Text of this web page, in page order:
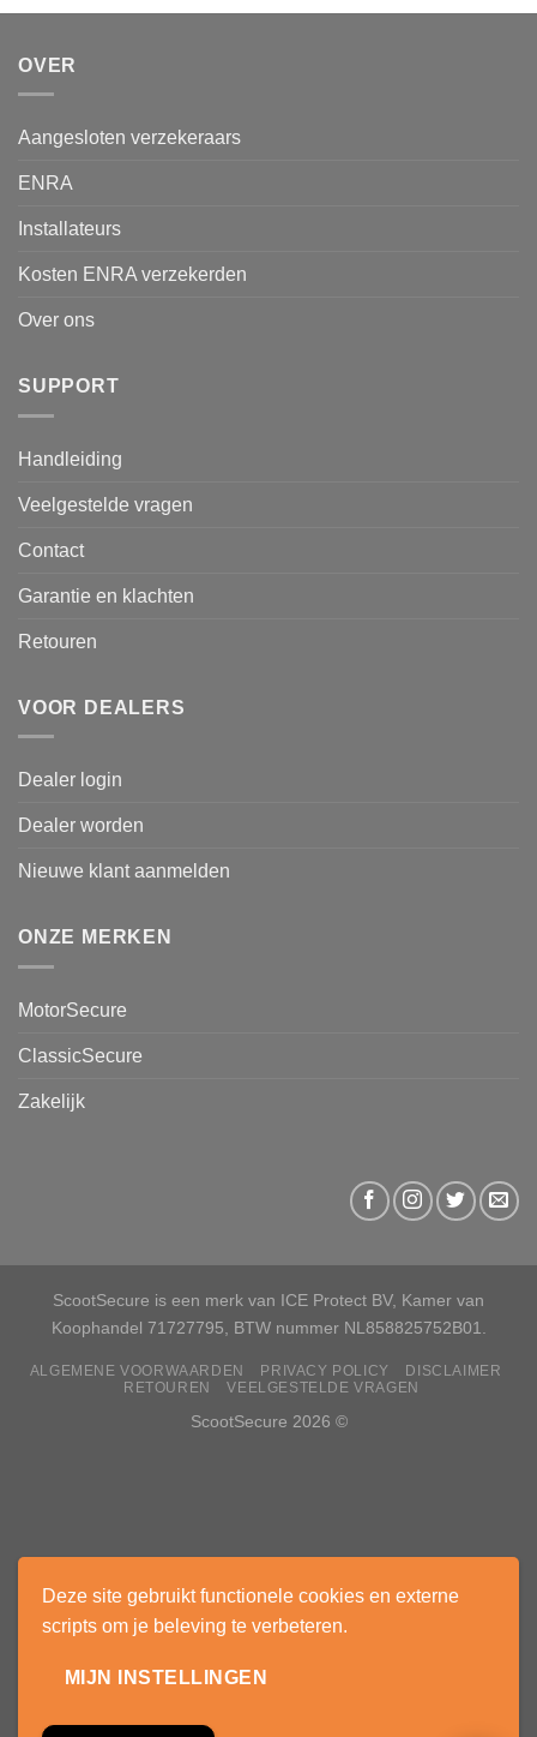
Deze site gebruikt functionele cookies en externe
scripts om je beleving te verbeteren.
MIJN INSTELLINGEN
OVER
Aangesloten verzekeraars
ENRA
Installateurs
Kosten ENRA verzekerden
Over ons
SUPPORT
Handleiding
Veelgestelde vragen
Contact
Garantie en klachten
Retouren
VOOR DEALERS
Dealer login
Dealer worden
Nieuwe klant aanmelden
ONZE MERKEN
MotorSecure
ClassicSecure
Zakelijk
ScootSecure is een merk van ICE Protect BV, Kamer van
Koophandel 71727795, BTW nummer NL858825752B01.
ALGEMENE VOORWAARDEN PRIVACY POLICY
DISCLAIMER
RETOUREN
VEELGESTELDE VRAGEN
ScootSecure 2026 ©